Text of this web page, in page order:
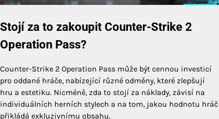
Stojí za to zakoupit Counter-Strike 2
Operation Pass?
Counter-Strike 2 Operation Pass může být cennou investicí
pro oddané hráče, nabízející různé odměny, které zlepšují
hru a estetiku. Nicméně, zda to stojí za náklady, závisí na
individuálních herních stylech a na tom, jakou hodnotu hráč
přikládá exkluzivnímu obsahu.